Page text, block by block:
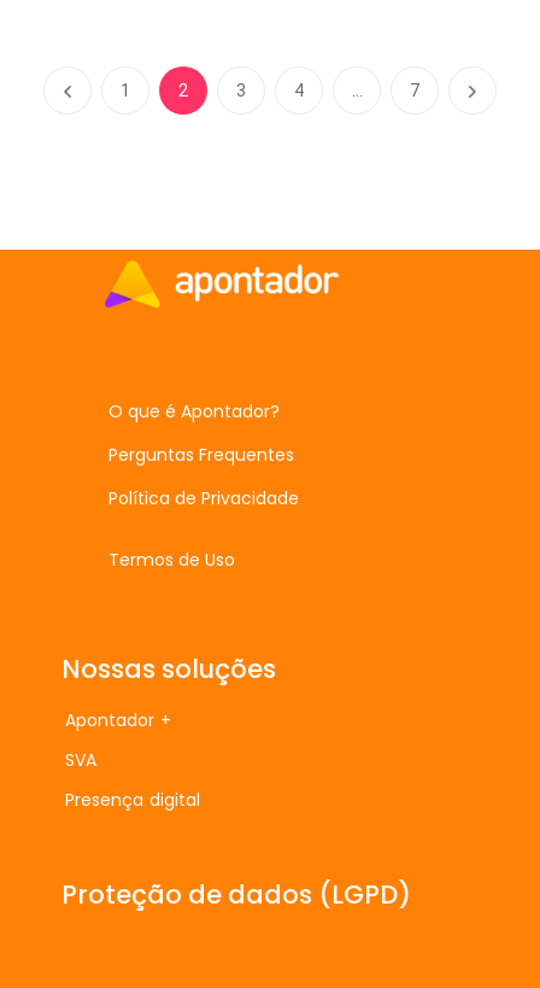
1 2 3 4 7
O que é Apontador?
Perguntas Frequentes
Política de Privacidade
Termos de Uso
Nossas soluções
Apontador +
SVA
Presença digital
Proteção de dados (LGPD)